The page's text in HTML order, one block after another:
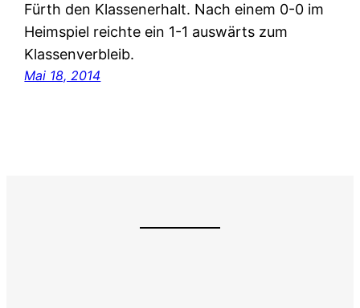
Fürth den Klassenerhalt. Nach einem 0-0 im
Heimspiel reichte ein 1-1 auswärts zum
Klassenverbleib.
Mai 18, 2014